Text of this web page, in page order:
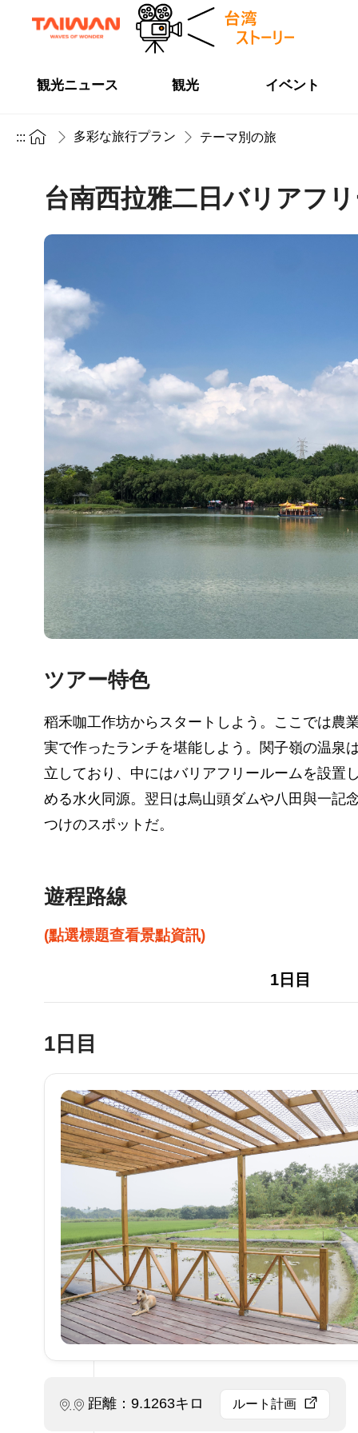
観光ニュース 観光 イベント
::: 多彩な旅行プラン テーマ別の旅
台南西拉雅二日バリアフ
ツアー特色
稻禾咖工作坊からスタートしよう。ここでは農
実で作ったランチを堪能しよう。関子嶺の温泉
立しており、中にはバリアフリールームを設置
める水火同源。翌日は烏山頭ダムや八田與一記
つけのスポットだ。
遊程路線
(點選標題查看景點資訊)
1日目
1日目
距離：9.1263キロ ルート計画